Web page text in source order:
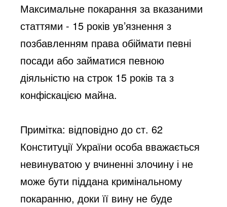
Максимальне покарання за вказаними
статтями - 15 років ув’язнення з
позбавленням права обіймати певні
посади або займатися певною
діяльністю на строк 15 років та з
конфіскацією майна.
Примітка: відповідно до ст. 62
Конституції України особа вважається
невинуватою у вчиненні злочину і не
може бути піддана кримінальному
покаранню, доки її вину не буде